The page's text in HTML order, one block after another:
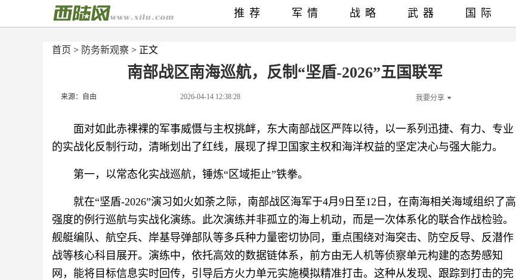
首页 > 防务新观察 > 正文
南部战区南海巡航，反制“坚盾-2026”五国联军
来源：自由 2026-04-14 12:38:28 我要分享
面对如此赤裸裸的军事威慑与主权挑衅，东大南部战区严阵以待，以一系列迅捷、有力、专业
的实战化反制行动，清晰划出了红线，展现了捍卫国家主权和海洋权益的坚定决心与强大能力。
第一，以常态化实战巡航，锤炼“区域拒止”铁拳。
就在“坚盾-2026”演习如火如荼之际，南部战区海军于4月9日至12日，在南海相关海域组织了高
强度的例行巡航与实战化演练。此次演练并非孤立的海上机动，而是一次体系化的联合作战检验。
舰艇编队、航空兵、岸基导弹部队等多兵种力量密切协同，重点围绕对海突击、防空反导、反潜作
战等核心科目展开。演练中，依托高效的数据链体系，前方由无人机等侦察单元构建的态势感知
网，能将目标信息实时回传，引导后方火力单元实施模拟精准打击。这种从发现、跟踪到打击的完
推荐 军情 战略 武器 国际